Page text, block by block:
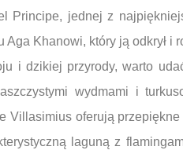
Principe, jednej z
Khanowi, który ją odkrył i
i dzikiej przyrody, warto
wydmami i
Villasimius oferują
laguną z